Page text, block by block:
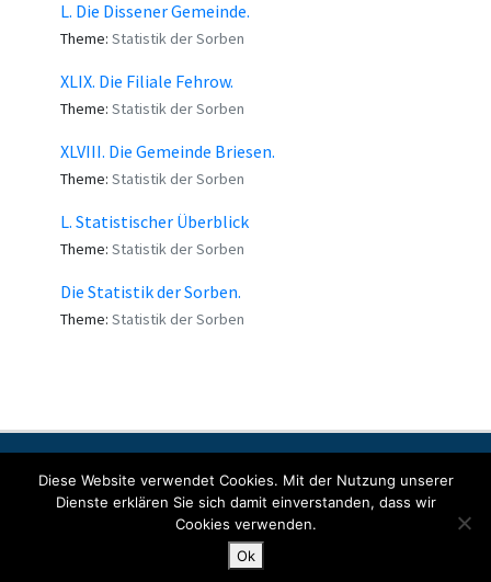
L. Die Dissener Gemeinde.
Theme: Statistik der Sorben
XLIX. Die Filiale Fehrow.
Theme: Statistik der Sorben
XLVIII. Die Gemeinde Briesen.
Theme: Statistik der Sorben
L. Statistischer Überblick
Theme: Statistik der Sorben
Die Statistik der Sorben.
Theme: Statistik der Sorben
© Copyright 2022 SORABICON. All Rights Reserved.
Diese Website verwendet Cookies. Mit der Nutzung unserer
Dienste erklären Sie sich damit einverstanden, dass wir
Cookies verwenden.
Ok